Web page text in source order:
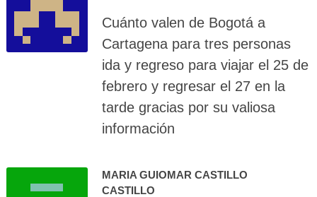
Cuánto valen de Bogotá a
Cartagena para tres personas
ida y regreso para viajar el 25 de
febrero y regresar el 27 en la
tarde gracias por su valiosa
información
MARIA GUIOMAR CASTILLO
CASTILLO